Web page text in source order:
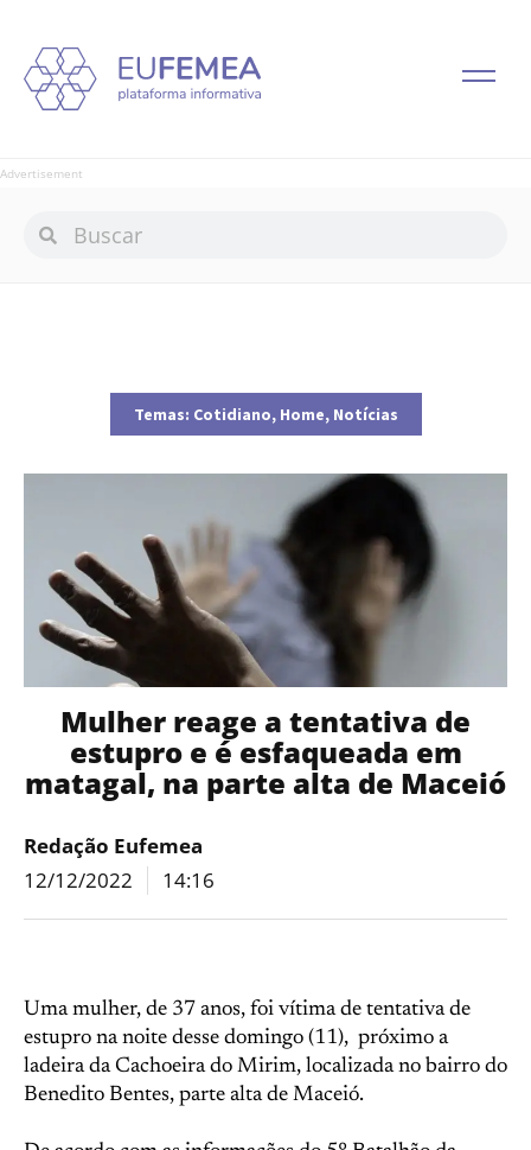
Advertisement
Temas: Cotidiano, Home, Notícias
Mulher reage a tentativa de
estupro e é esfaqueada em
matagal, na parte alta de Maceió
Redação Eufemea
12/12/2022
14:16
Uma mulher, de 37 anos, foi vítima de tentativa de
estupro na noite desse domingo (11), próximo a
ladeira da Cachoeira do Mirim, localizada no bairro do
Benedito Bentes, parte alta de Maceió.